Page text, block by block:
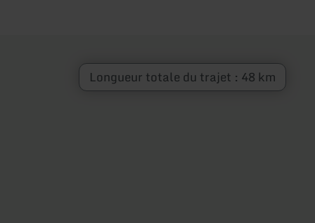
Longueur totale du trajet : 48 km